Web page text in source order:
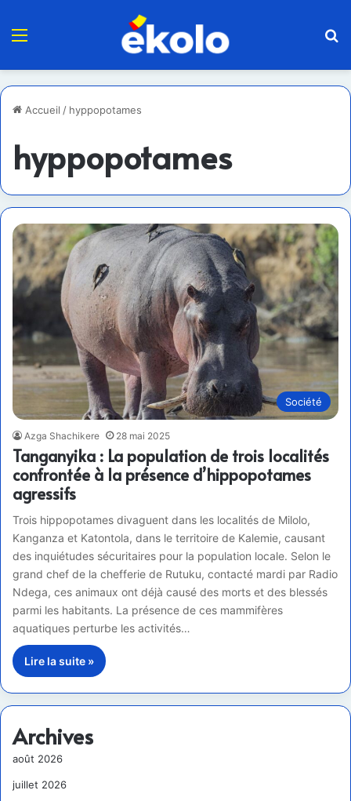
Menu
Accueil / hyppopotames
hyppopotames
Société
Azga Shachikere 28 mai 2025
Tanganyika : La population de trois localités
confrontée à la présence d’hippopotames
agressifs
Trois hippopotames divaguent dans les localités de Milolo,
Kanganza et Katontola, dans le territoire de Kalemie, causant
des inquiétudes sécuritaires pour la population locale. Selon le
grand chef de la chefferie de Rutuku, contacté mardi par Radio
Ndega, ces animaux ont déjà causé des morts et des blessés
parmi les habitants. La présence de ces mammifères
aquatiques perturbe les activités…
Lire la suite »
Archives
août 2026
juillet 2026